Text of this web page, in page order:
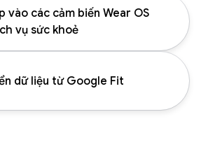
vào các cảm biến Wear OS
vụ sức khoẻ
dữ liệu từ Google Fit